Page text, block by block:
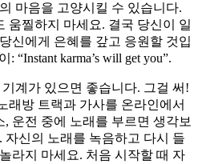
마음을 고양시킬 수 있습니다.
움찔하지 마세요. 결국 당신이 일
신에게 은혜를 갚고 응원할 것입
“Instant karma’s will get you”.
계가 있으면 좋습니다. 그걸 써!
래방 트랙과 가사를 온라인에서
운전 중에 노래를 부르면 생각보
자신의 노래를 녹음하고 다시 들
라지 마세요. 처음 시작할 때 자